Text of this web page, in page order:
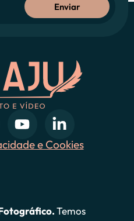
Enviar
e Cookies
Temos